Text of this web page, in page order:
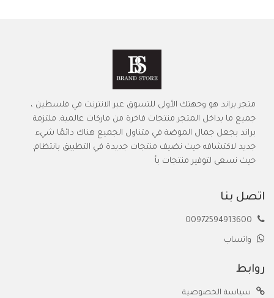
متجر براند هو وجهتك الأولى للتسوق عبر الانترنت في فلسطين ،
جميع ما بداخل المتجر منتجات فاخرة من ماركات عالمية. ملتزمة
براند بجعل جمال الموضة في متناول الجميع هناك دائمًا شيء
جديد لاكتشافه حيث نضيف منتجات جديدة في التطبيق بانتظام.
حيث نسعى لتوفير منتجات بأ
اتصل بنا
واتساب
روابط
سياسة الخصوصية